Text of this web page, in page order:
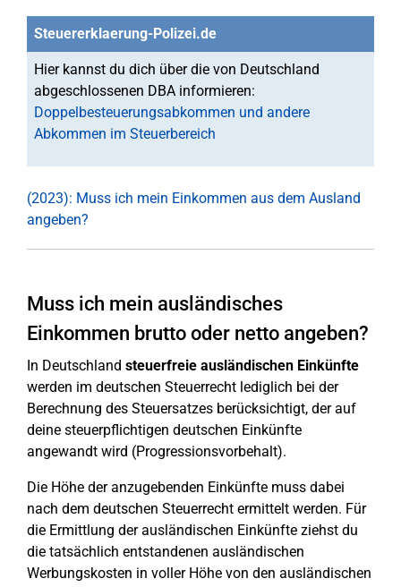
Steuererklaerung-Polizei.de
Hier kannst du dich über die von Deutschland
abgeschlossenen DBA informieren:
Doppelbesteuerungsabkommen und andere
Abkommen im Steuerbereich
(2023): Muss ich mein Einkommen aus dem Ausland
angeben?
Muss ich mein ausländisches
Einkommen brutto oder netto angeben?
In Deutschland steuerfreie ausländischen Einkünfte
werden im deutschen Steuerrecht lediglich bei der
Berechnung des Steuersatzes berücksichtigt, der auf
deine steuerpflichtigen deutschen Einkünfte
angewandt wird (Progressionsvorbehalt).
Die Höhe der anzugebenden Einkünfte muss dabei
nach dem deutschen Steuerrecht ermittelt werden. Für
die Ermittlung der ausländischen Einkünfte ziehst du
die tatsächlich entstandenen ausländischen
Werbungskosten in voller Höhe von den ausländischen